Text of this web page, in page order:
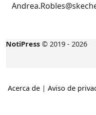
NotiPress © 2019 - 2026
Acerca de | Aviso de